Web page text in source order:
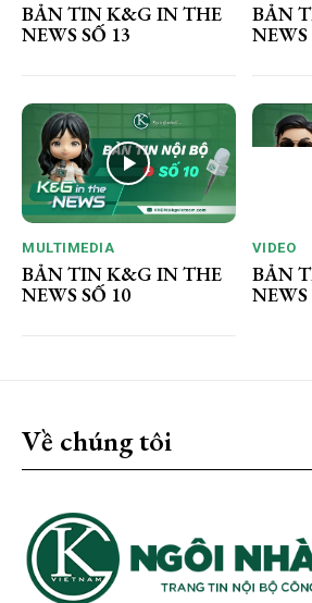
BẢN TIN K&G IN THE
NEWS SỐ 13
BẢN
NEWS
MULTIMEDIA
BẢN TIN K&G IN THE
NEWS SỐ 10
VIDEO
BẢN
NEWS
Về chúng tôi